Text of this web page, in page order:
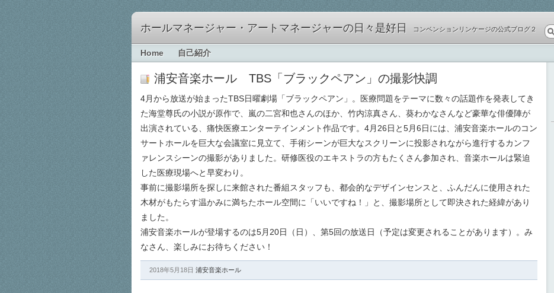
ホールマネージャー・アートマネージャーの日々是好日 コンベンションリンケージの公式ブログ２
Home 自己紹介
浦安音楽ホール TBS「ブラックペアン」の撮影快調
4月から放送が始まったTBS日曜劇場「ブラックペアン」。医療問題をテーマに数々の話題作を発表してき
た海堂尊氏の小説が原作で、嵐の二宮和也さんのほか、竹内涼真さん、葵わかなさんなど豪華な俳優陣が
出演されている、痛快医療エンターテインメント作品です。4月26日と5月6日には、浦安音楽ホールのコン
サートホールを巨大な会議室に見立て、手術シーンが巨大なスクリーンに投影されながら進行するカンフ
ァレンスシーンの撮影がありました。研修医役のエキストラの方もたくさん参加され、音楽ホールは緊迫
した医療現場へと早変わり。
事前に撮影場所を探しに来館された番組スタッフも、都会的なデザインセンスと、ふんだんに使用された
木材がもたらす温かみに満ちたホール空間に「いいですね！」と、撮影場所として即決された経緯があり
ました。
浦安音楽ホールが登場するのは5月20日（日）、第5回の放送日（予定は変更されることがあります）。み
なさん、楽しみにお待ちください！
2018年5月18日 浦安音楽ホール